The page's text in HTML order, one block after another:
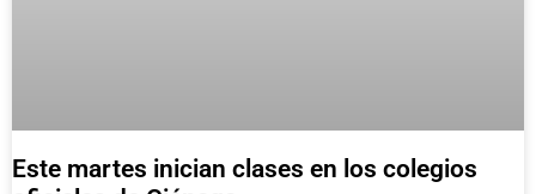
Este martes inician clases en los colegios